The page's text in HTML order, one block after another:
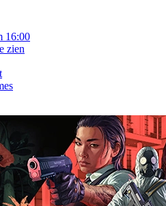
16:00
zien